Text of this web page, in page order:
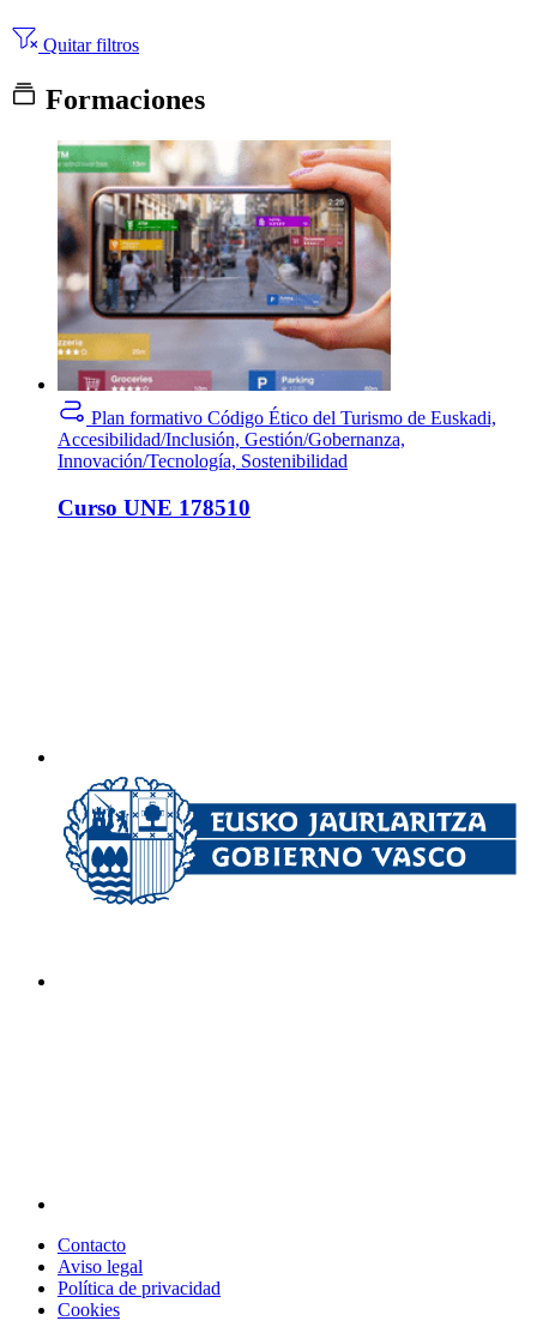
Quitar filtros
Formaciones
Plan formativo Código Ético del Turismo de Euskadi,
Accesibilidad/Inclusión, Gestión/Gobernanza,
Innovación/Tecnología, Sostenibilidad
Curso UNE 178510
Contacto
Aviso legal
Política de privacidad
Cookies